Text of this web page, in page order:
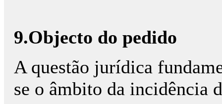
9.Objecto do pedido
A questão jurídica
se o âmbito da incidência